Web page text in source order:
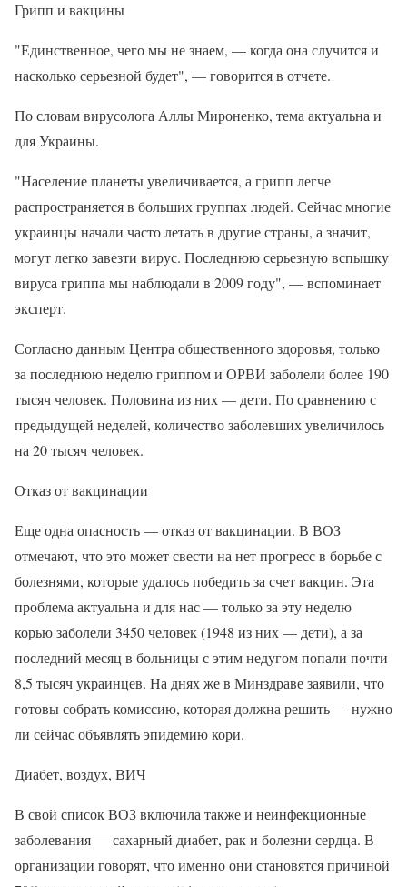
Грипп и вакцины
"Единственное, чего мы не знаем, — когда она случится и
насколько серьезной будет", — говорится в отчете.
По словам вирусолога Аллы Мироненко, тема актуальна и
для Украины.
"Население планеты увеличивается, а грипп легче
распространяется в больших группах людей. Сейчас многие
украинцы начали часто летать в другие страны, а значит,
могут легко завезти вирус. Последнюю серьезную вспышку
вируса гриппа мы наблюдали в 2009 году", — вспоминает
эксперт.
Согласно данным Центра общественного здоровья, только
за последнюю неделю гриппом и ОРВИ заболели более 190
тысяч человек. Половина из них — дети. По сравнению с
предыдущей неделей, количество заболевших увеличилось
на 20 тысяч человек.
Отказ от вакцинации
Еще одна опасность — отказ от вакцинации. В ВОЗ
отмечают, что это может свести на нет прогресс в борьбе с
болезнями, которые удалось победить за счет вакцин. Эта
проблема актуальна и для нас — только за эту неделю
корью заболели 3450 человек (1948 из них — дети), а за
последний месяц в больницы с этим недугом попали почти
8,5 тысяч украинцев. На днях же в Минздраве заявили, что
готовы собрать комиссию, которая должна решить — нужно
ли сейчас объявлять эпидемию кори.
Диабет, воздух, ВИЧ
В свой список ВОЗ включила также и неинфекционные
заболевания — сахарный диабет, рак и болезни сердца. В
организации говорят, что именно они становятся причиной